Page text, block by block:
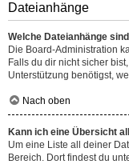
Dateianhänge
Welche Dateianhänge
Die Board-Administration
Falls du dir nicht sicher
Unterstützung benötigst,
Nach oben
Kann ich eine Übersicht
Um eine Liste all deiner
Bereich. Dort findest du